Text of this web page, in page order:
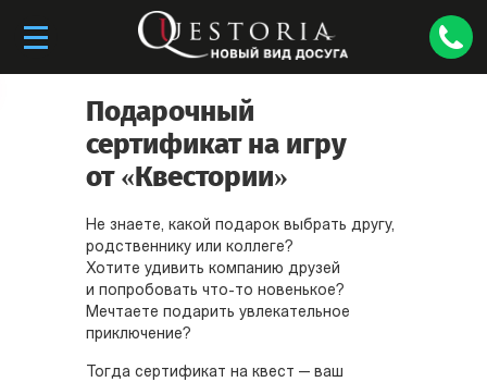
Подарочный
сертификат на игру
от «Квестории»
Не знаете, какой подарок выбрать другу,
родственнику или коллеге?
Хотите удивить компанию друзей
и попробовать что-то новенькое?
Мечтаете подарить увлекательное
приключение?
Тогда сертификат на квест — ваш